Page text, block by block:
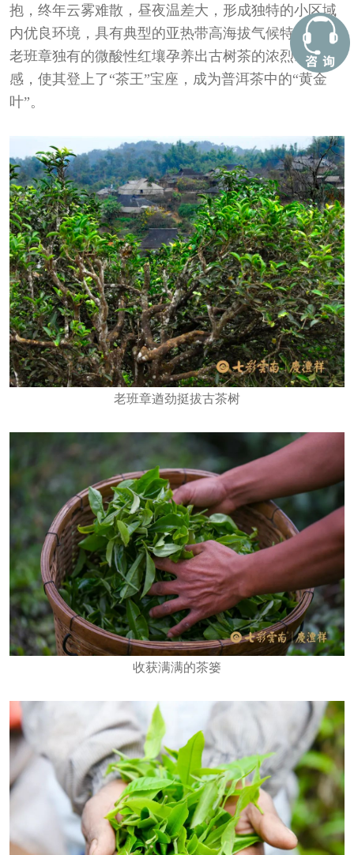
抱，终年云雾难散，昼夜温差大，形成独特的小区域
内优良环境，具有典型的亚热带高海拔气候特征。
老班章独有的微酸性红壤孕养出古树茶的浓烈霸道口
感，使其登上了“茶王”宝座，成为普洱茶中的“黄金
叶”。
老班章遒劲挺拔古茶树
收获满满的茶篓